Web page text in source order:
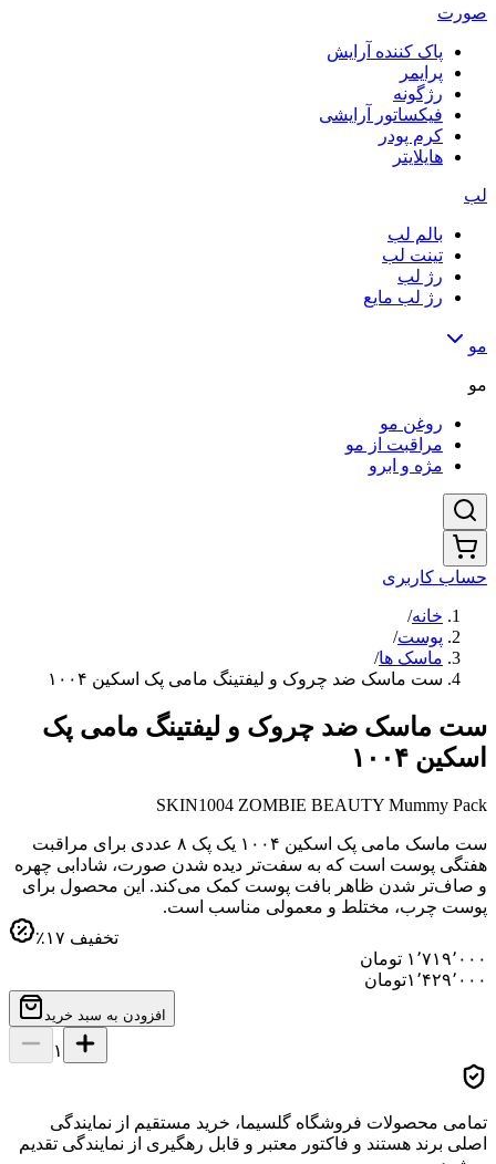
صورت
پاک کننده آرایش
پرایمر
رژگونه
فیکساتور آرایشی
کرم پودر
هایلایتر
لب
بالم لب
تینت لب
رژ لب
رژ لب مایع
مو
مو
روغن مو
مراقبت از مو
مژه و ابرو
حساب کاربری
خانه/
پوست/
ماسک ها/
ست ماسک ضد چروک و لیفتینگ مامی پک اسکین ۱۰۰۴
ست ماسک ضد چروک و لیفتینگ مامی پک
اسکین ۱۰۰۴
SKIN1004 ZOMBIE BEAUTY Mummy Pack
ست ماسک مامی پک اسکین ۱۰۰۴ یک پک ۸ عددی برای مراقبت
هفتگی پوست است که به سفت‌تر دیده شدن صورت، شادابی چهره
و صاف‌تر شدن ظاهر بافت پوست کمک می‌کند. این محصول برای
پوست چرب، مختلط و معمولی مناسب است.
٪۱۷ تخفیف
۱٬۷۱۹٬۰۰۰ تومان
۱٬۴۲۹٬۰۰۰تومان
افزودن به سبد خرید
۱
تمامی محصولات فروشگاه گلسیما، خرید مستقیم از نمایندگی
اصلی برند هستند و فاکتور معتبر و قابل رهگیری از نمایندگی تقدیم